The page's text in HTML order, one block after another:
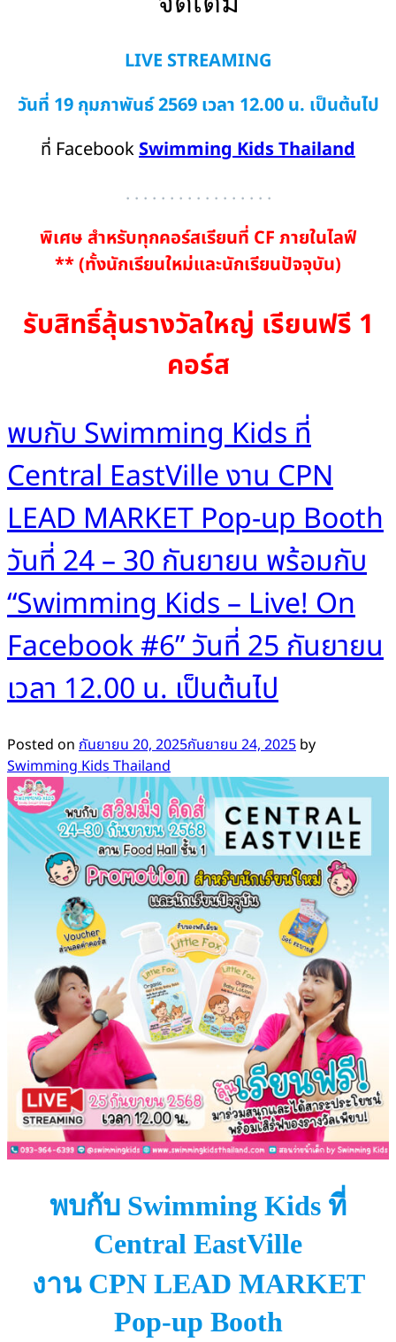
LIVE STREAMING
วันที่ 19 กุมภาพันธ์ 2569 เวลา 12.00 น. เป็นต้นไป
ที่ FacebookSwimming Kids Thailand
. . . . . . . . . . . . . . . . .
พิเศษ สำหรับทุกคอร์สเรียนที่ CF ภายในไลฟ์
** (ทั้งนักเรียนใหม่และนักเรียนปัจจุบัน)
รับสิทธิ์ลุ้นรางวัลใหญ่ เรียนฟรี 1
คอร์ส
พบกับ Swimming Kids ที่
Central EastVille งาน CPN
LEAD MARKET Pop-up Booth
วันที่ 24 – 30 กันยายน พร้อมกับ
“Swimming Kids – Live! On
Facebook #6” วันที่ 25 กันยายน
เวลา 12.00 น. เป็นต้นไป
Posted on กันยายน 20, 2025กันยายน 24, 2025 by
Swimming Kids Thailand
พบกับ Swimming Kids ที่
Central EastVille
งาน CPN LEAD MARKET
Pop-up Booth